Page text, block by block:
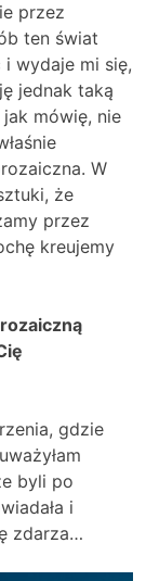
przez
ten świat
wydaje mi się,
jednak taką
mówię, nie
W
że
przez
kreujemy
gdzie
byli po
i
zdarza…